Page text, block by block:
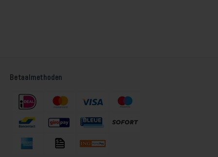
Tegels coaten en/of schilderen
Jotun Oxan Olie als basis voor de vloer
Vloerverf voor binnen
Muurverf en Kleuren
Betaalmethoden